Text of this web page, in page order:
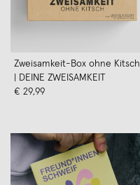
Zweisamkeit-Box ohne Kitsch
| DEINE ZWEISAMKEIT
€ 29,99